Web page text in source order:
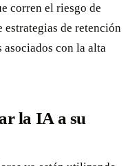
corren el riesgo de
estrategias de retención
con la alta
la IA a su